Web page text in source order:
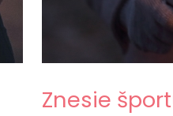
Znesie